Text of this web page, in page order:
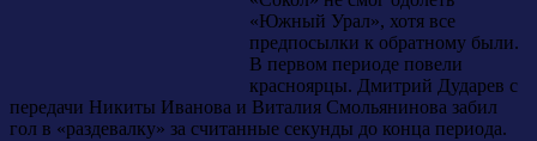
«Южный Урал», хотя все
предпосылки к обратному были.
В первом периоде повели
красноярцы. Дмитрий Дударев с
передачи Никиты Иванова и Виталия Смольянинова забил
гол в «раздевалку» за считанные секунды до конца периода.